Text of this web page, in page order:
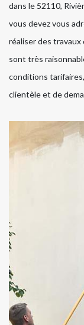
dans le 52110,
vous devez vous
réaliser des travaux
sont très
conditions
clientèle et de